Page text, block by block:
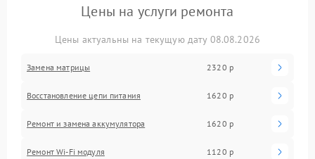
Цены на услуги ремонта
Цены актуальны на текущую дату 08.08.2026
Замена матрицы 2320 р
Восстановление цепи питания 1620 р
Ремонт и замена аккумулятора 1620 р
Ремонт Wi-Fi модуля 1120 р